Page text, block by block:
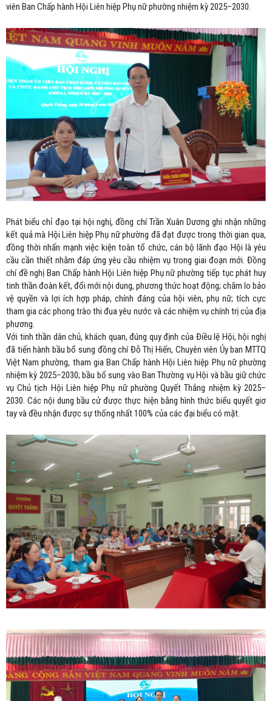
viên Ban Chấp hành Hội Liên hiệp Phụ nữ phường nhiệm kỳ 2025–2030.
Phát biểu chỉ đạo tại hội nghị, đồng chí Trần Xuân Dương ghi nhận những
kết quả mà Hội Liên hiệp Phụ nữ phường đã đạt được trong thời gian qua,
đồng thời nhấn mạnh việc kiện toàn tổ chức, cán bộ lãnh đạo Hội là yêu
cầu cần thiết nhằm đáp ứng yêu cầu nhiệm vụ trong giai đoạn mới. Đồng
chí đề nghị Ban Chấp hành Hội Liên hiệp Phụ nữ phường tiếp tục phát huy
tinh thần đoàn kết, đổi mới nội dung, phương thức hoạt động; chăm lo bảo
vệ quyền và lợi ích hợp pháp, chính đáng của hội viên, phụ nữ; tích cực
tham gia các phong trào thi đua yêu nước và các nhiệm vụ chính trị của địa
phương.
Với tinh thần dân chủ, khách quan, đúng quy định của Điều lệ Hội, hội nghị
đã tiến hành bầu bổ sung đồng chí Đỗ Thị Hiến, Chuyên viên Ủy ban MTTQ
Việt Nam phường, tham gia Ban Chấp hành Hội Liên hiệp Phụ nữ phường
nhiệm kỳ 2025–2030; bầu bổ sung vào Ban Thường vụ Hội và bầu giữ chức
vụ Chủ tịch Hội Liên hiệp Phụ nữ phường Quyết Thắng nhiệm kỳ 2025–
2030. Các nội dung bầu cử được thực hiện bằng hình thức biểu quyết giơ
tay và đều nhận được sự thống nhất 100% của các đại biểu có mặt.